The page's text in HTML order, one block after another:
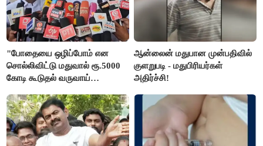
"போதையை ஒழிப்போம் என
சொல்லிவிட்டு மதுவால் ரூ.5000
கோடி கூடுதல் வருவாய்
மார்க்கண்டேயன்
ஆன்லைன் மதுபான முன்பதிவில்
குளறுபடி - மதுபிரியர்கள்
அதிர்ச்சி!